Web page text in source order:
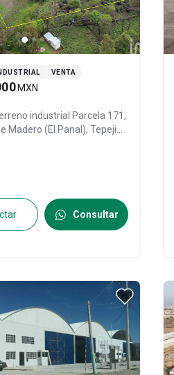
VENTA
MXN
industrial Parcela 171,
Madero (El Panal), Tepeji
Consultar